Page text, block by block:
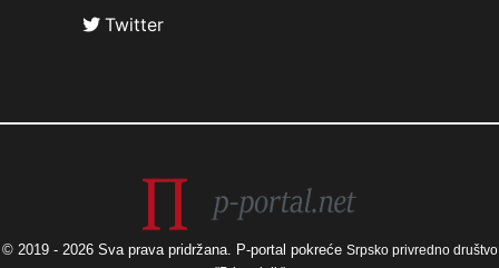
Twitter
© 2019 - 2026 Sva prava pridržana. P-portal pokreće Srpsko privredno društvo